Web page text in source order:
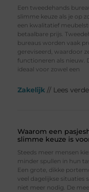
Een tweedehands
slimme keuze als je op
een kwalitatief
betaalbare prijs.
bureaus worden vaak
gereviseerd, waardoor
functioneren als nieuw.
ideaal voor zowel een
Zakelijk // Lees
Waarom een
slimme keuze is
Steeds meer mensen
minder spullen in hun
Een grote, dikke
veel dagelijkse situaties
niet meer nodig. De